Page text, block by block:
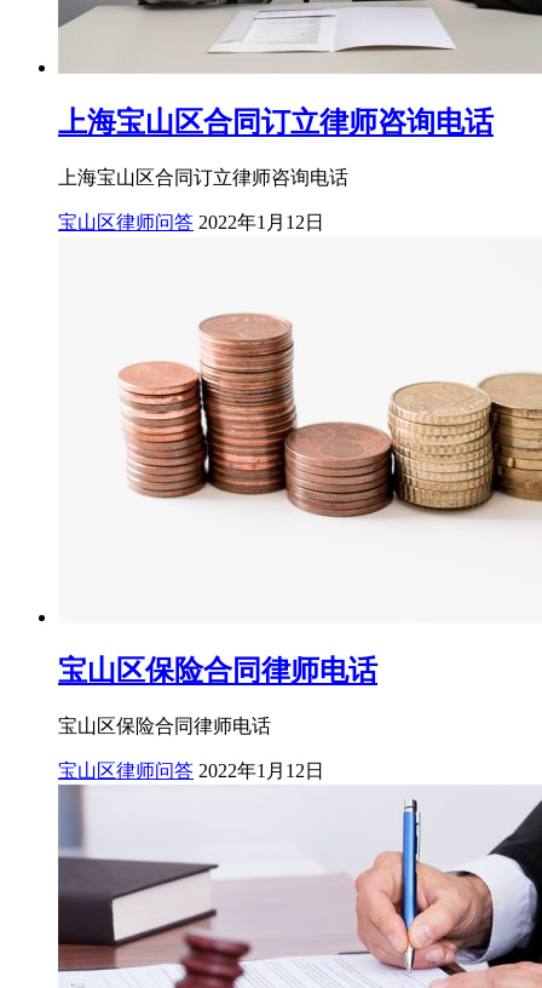
上海宝山区合同订立律师咨询电话
上海宝山区合同订立律师咨询电话
宝山区律师问答 2022年1月12日
宝山区保险合同律师电话
宝山区保险合同律师电话
宝山区律师问答 2022年1月12日